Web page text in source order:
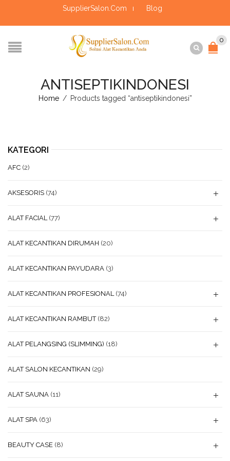
SupplierSalon.Com Blog
0
ANTISEPTIKINDONESI
Home / Products tagged “antiseptikindonesi”
KATEGORI
AFC (2)
AKSESORIS (74)
ALAT FACIAL (77)
ALAT KECANTIKAN DIRUMAH (20)
ALAT KECANTIKAN PAYUDARA (3)
ALAT KECANTIKAN PROFESIONAL (74)
ALAT KECANTIKAN RAMBUT (82)
ALAT PELANGSING (SLIMMING) (18)
ALAT SALON KECANTIKAN (29)
ALAT SAUNA (11)
ALAT SPA (63)
BEAUTY CASE (8)